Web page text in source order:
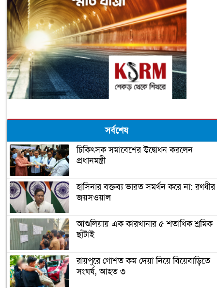
সর্বশেষ
চিকিৎসক সমাবেশের উদ্বোধন করলেন
প্রধানমন্ত্রী
হাসিনার বক্তব্য ভারত সমর্থন করে না: রণধীর
জয়সওয়াল
আশুলিয়ায় এক কারখানার ৫ শতাধিক শ্রমিক
ছাঁটাই
রায়পুরে গোশত কম দেয়া নিয়ে বিয়েবাড়িতে
সংঘর্ষ, আহত ৩